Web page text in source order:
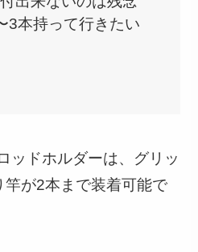
3本持って行きたい
ッドホルダーは、グリッ
が2本まで装着可能で